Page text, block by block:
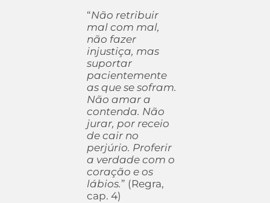
“Não retribuir
mal com mal,
não fazer
injustiça, mas
suportar
pacientemente
as que se sofram.
Não amar a
contenda. Não
jurar, por receio
de cair no
perjúrio. Proferir
a verdade com o
coração e os
lábios.” (Regra,
cap. 4)